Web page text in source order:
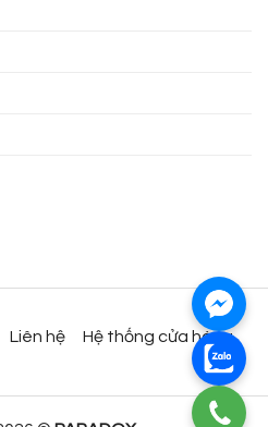
Liên hệ Hệ thống cửa hàng